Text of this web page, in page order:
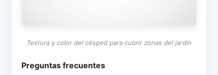
Textura y color del césped para cubrir zonas del jardín
Preguntas frecuentes